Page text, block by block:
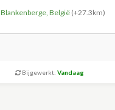
Blankenberge, België (+27.3km)
Bijgewerkt: Vandaag